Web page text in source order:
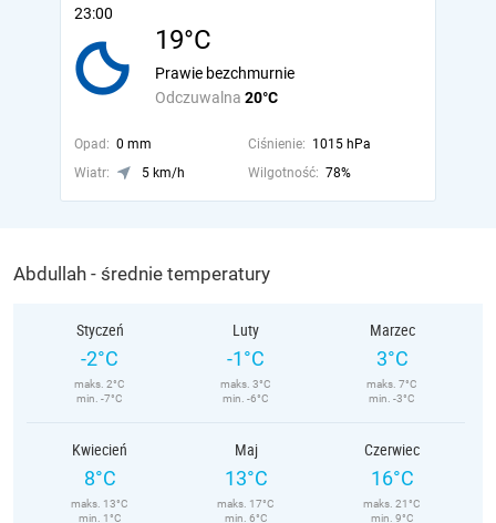
23:00
19°C
Odczuwalna 20°C
Prawie bezchmurnie
Opad: 0 mm Ciśnienie: 1015 hPa
Wiatr:
5 km/h Wilgotność: 78%
Abdullah - średnie temperatury
Styczeń
-2°C
maks. 2°C
min. -7°C
Luty
-1°C
maks. 3°C
min. -6°C
Marzec
3°C
maks. 7°C
min. -3°C
Kwiecień
8°C
maks. 13°C
min. 1°C
Maj
13°C
maks. 17°C
min. 6°C
Czerwiec
16°C
maks. 21°C
min. 9°C